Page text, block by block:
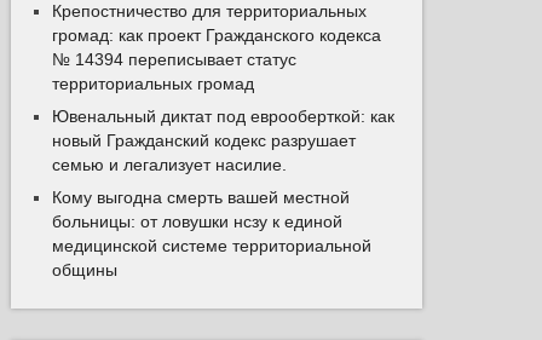
Крепостничество для территориальных
громад: как проект Гражданского кодекса
№ 14394 переписывает статус
территориальных громад
Ювенальный диктат под еврооберткой: как
новый Гражданский кодекс разрушает
семью и легализует насилие.
Кому выгодна смерть вашей местной
больницы: от ловушки нсзу к единой
медицинской системе территориальной
общины